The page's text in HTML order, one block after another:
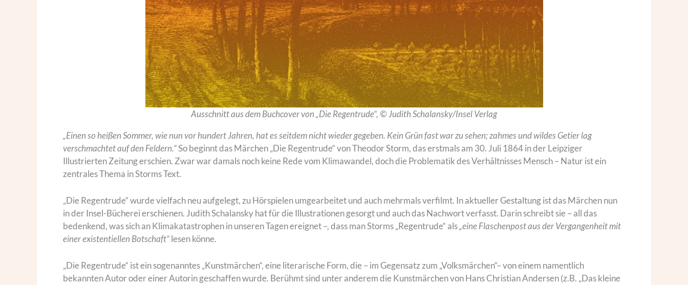
Ausschnitt aus dem Buchcover von „Die Regentrude“, © Judith Schalansky/Insel Verlag
„Einen so heißen Sommer, wie nun vor hundert Jahren, hat es seitdem nicht wieder gegeben. Kein Grün fast war zu sehen; zahmes und wildes Getier lag
verschmachtet auf den Feldern.“So beginnt das Märchen „Die Regentrude“ von Theodor Storm, das erstmals am 30. Juli 1864 in der Leipziger
Illustrierten Zeitung erschien. Zwar war damals noch keine Rede vom Klimawandel, doch die Problematik des Verhältnisses Mensch – Natur ist ein
zentrales Thema in Storms Text.
„Die Regentrude“ wurde vielfach neu aufgelegt, zu Hörspielen umgearbeitet und auch mehrmals verfilmt. In aktueller Gestaltung ist das Märchen nun
in der Insel-Bücherei erschienen. Judith Schalansky hat für die Illustrationen gesorgt und auch das Nachwort verfasst. Darin schreibt sie – all das
bedenkend, was sich an Klimakatastrophen in unseren Tagen ereignet –, dass man Storms „Regentrude“ als„eine Flaschenpost aus der Vergangenheit mit
einer existentiellen Botschaft“lesen könne.
„Die Regentrude“ ist ein sogenanntes „Kunstmärchen“, eine literarische Form, die – im Gegensatz zum „Volksmärchen“– von einem namentlich
bekannten Autor oder einer Autorin geschaffen wurde. Berühmt sind unter anderem die Kunstmärchen von Hans Christian Andersen (z.B. „Das kleine